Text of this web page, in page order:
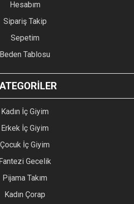
Hesabım
Sipariş Takip
Sepetim
Beden Tablosu
Kadın İç Giyim
Erkek İç Giyim
Çocuk İç Giyim
Gecelik
Pijama Takım
Kadın Çorap